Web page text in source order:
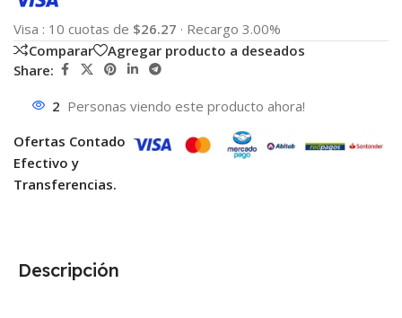
Visa : 10 cuotas de $26.27 · Recargo 3.00%
Comparar
Agregar producto a deseados
Share:
2 Personas viendo este producto ahora!
Ofertas Contado
Efectivo y
Transferencias.
Descripción